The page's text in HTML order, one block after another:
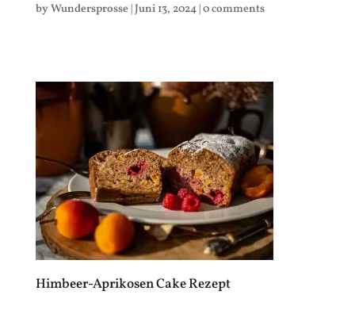
byWundersprosse Juni 13, 2024| 0 comments
Himbeer-Aprikosen Cake Rezept